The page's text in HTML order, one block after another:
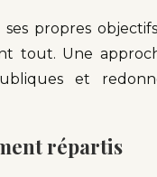
propres
tout. Une
et
répartis